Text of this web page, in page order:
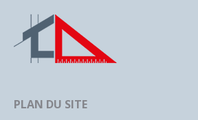
PLAN DU SITE